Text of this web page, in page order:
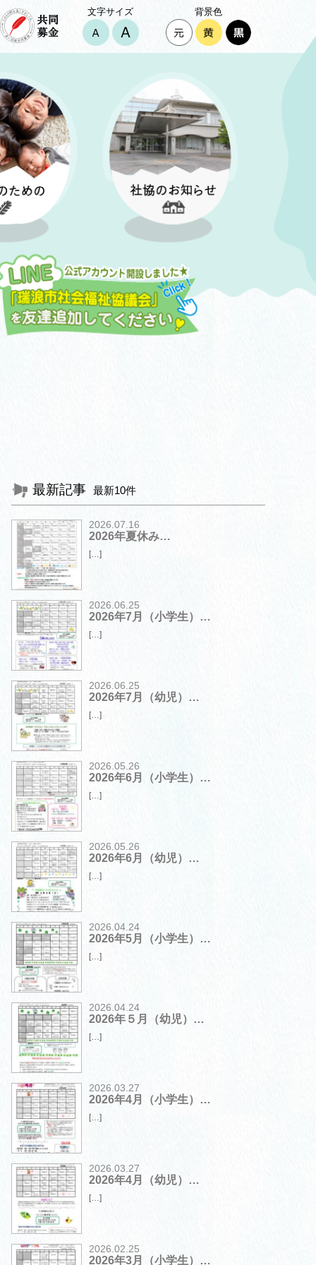
文字サイズ 背景色
最新記事 最新10件
2026.07.16
2026年夏休み…
[…]
2026.06.25
2026年7月（小学生）…
[…]
2026.06.25
2026年7月（幼児）…
[…]
2026.05.26
2026年6月（小学生）…
[…]
2026.05.26
2026年6月（幼児）…
[…]
2026.04.24
2026年5月（小学生）…
[…]
2026.04.24
2026年５月（幼児）…
[…]
2026.03.27
2026年4月（小学生）…
[…]
2026.03.27
2026年4月（幼児）…
[…]
2026.02.25
2026年3月（小学生）…